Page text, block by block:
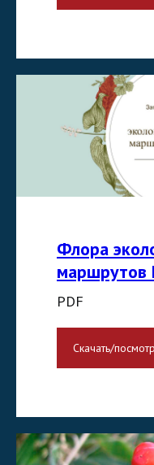
Флора
маршрутов
PDF
Скачать/